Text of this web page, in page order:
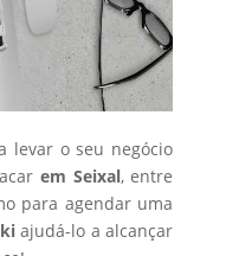
levar o seu negócio
em Seixal, entre
para agendar uma
ajudá-lo a alcançar